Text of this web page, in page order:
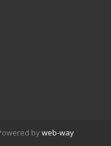
byweb-way